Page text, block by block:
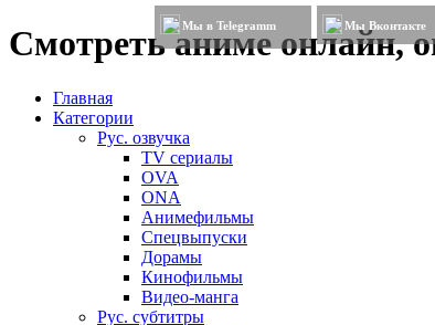
Смотреть аниме онлайн,
Мы в Telegramm Мы Вконтакте
Главная
Категории
Рус. озвучка
TV сериалы
OVA
ONA
Анимефильмы
Спецвыпуски
Дорамы
Кинофильмы
Видео-манга
Рус. субтитры